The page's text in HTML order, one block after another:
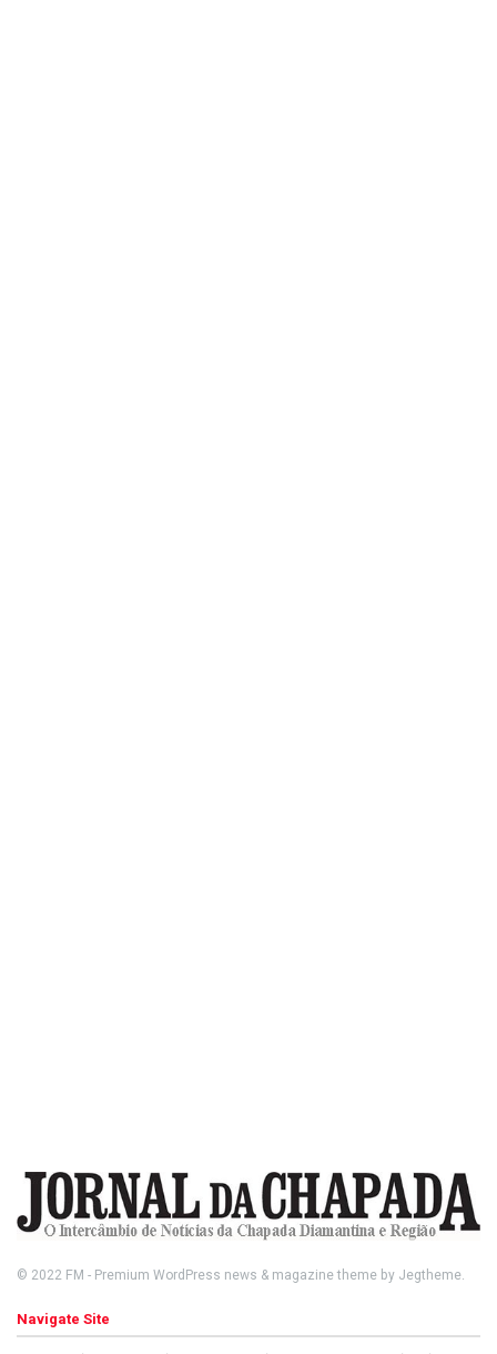
© 2022 FM - Premium WordPress news & magazine theme by Jegtheme.
Navigate Site